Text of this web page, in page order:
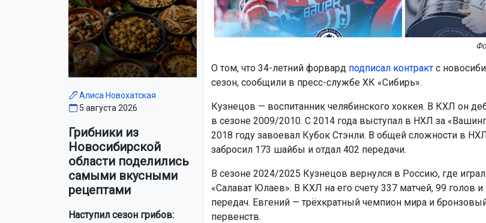
Алиса Новохатская
5 августа 2026
Грибники из
Новосибирской
области поделились
самыми вкусными
рецептами
Наступил сезон грибов:
О том, что 34-летний форвард подписал контрактс
сезон, сообщили в пресс-службе ХК «Сибирь».
Кузнецов — воспитанник челябинского хоккея. В КХЛ он
в сезоне 2009/2010. С 2014 года выступал в НХЛ за
2018 году завоевал Кубок Стэнли. В общей сложности в
забросил 173 шайбы и отдал 402 передачи.
В сезоне 2024/2025 Кузнецов вернулся в Россию, где
«Салават Юлаев». В КХЛ на его счету 337 матчей, 99 голов
передач. Евгений — трёхкратный чемпион мира и
первенств.